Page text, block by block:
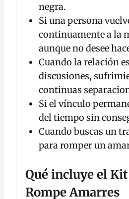
negra.
Si una persona
continuamente a la
aunque no desee
Cuando la relación
discusiones,
continuas
Si el vínculo
del tiempo sin
Cuando buscas un
para romper un
Qué incluye el
Rompe Amarres